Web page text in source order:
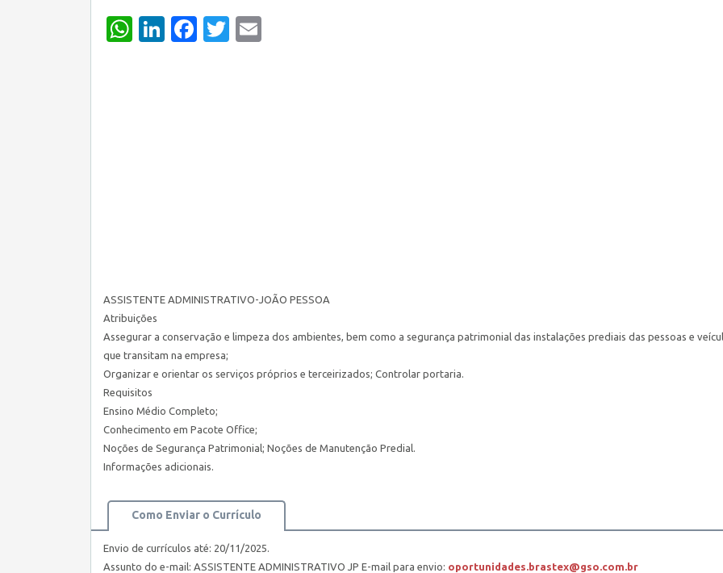
WhatsApp
LinkedIn
Facebook
Twitter
ASSISTENTE ADMINISTRATIVO-JOÃO PESSOA
Atribuições
Assegurar a conservação e limpeza dos ambientes, bem como a segurança patrimonial das instalações prediais das pessoas e
que transitam na empresa;
Organizar e orientar os serviços próprios e terceirizados; Controlar portaria.
Requisitos
Ensino Médio Completo;
Conhecimento em Pacote Office;
Noções de Segurança Patrimonial; Noções de Manutenção Predial.
Informações adicionais.
Como Enviar o Currículo
Envio de currículos até: 20/11/2025.
Assunto do e-mail: ASSISTENTE ADMINISTRATIVO JP E-mail para envio: oportunidades.brastex@gso.com.br